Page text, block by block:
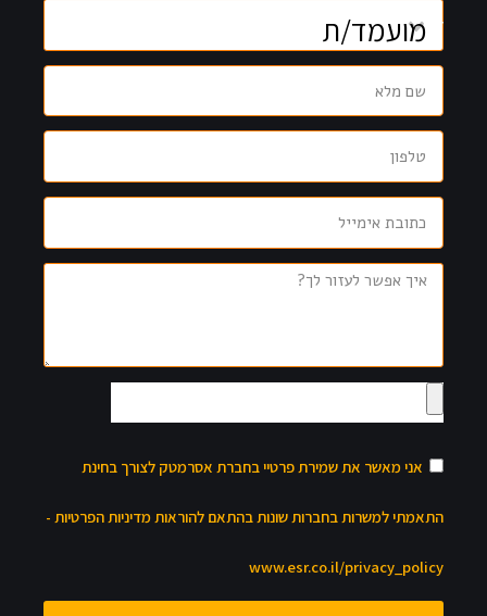
אני מאשר את שמירת פרטיי בחברת אסרמטק לצורך בחינת
התאמתי למשרות בחברות שונות בהתאם להוראות מדיניות הפרטיות -
www.esr.co.il/privacy_policy